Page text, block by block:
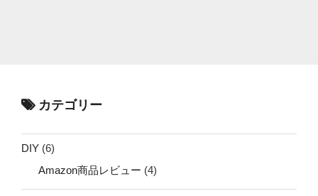
カテゴリー
DIY (6)
Amazon商品レビュー (4)